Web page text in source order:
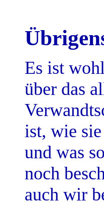
Es ist
über das
ist, wie
und was
noch
auch wir